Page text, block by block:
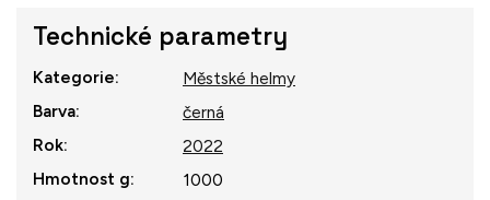
Technické parametry
Kategorie:
Městské helmy
Barva:
černá
Rok:
2022
Hmotnost g:
1000